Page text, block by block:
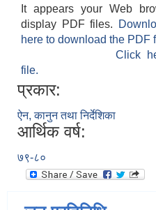
It appears your Web
display PDF files.
here to download the PDF
Click
file.
प्रकार:
ऐन, कानुन तथा निर्देशिका
आर्थिक वर्ष:
७९-८०